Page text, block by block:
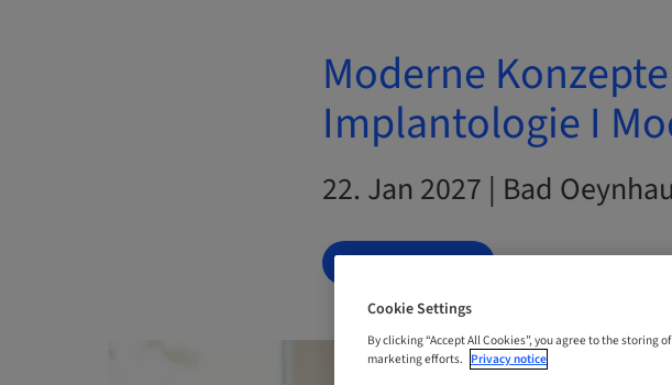
Moderne
Implantologie I
22. Jan 2027 | Bad
BOOK NOW
Cookie Settings
By clicking “Accept All Cookies”, you agree to the
marketing efforts. Privacy notice